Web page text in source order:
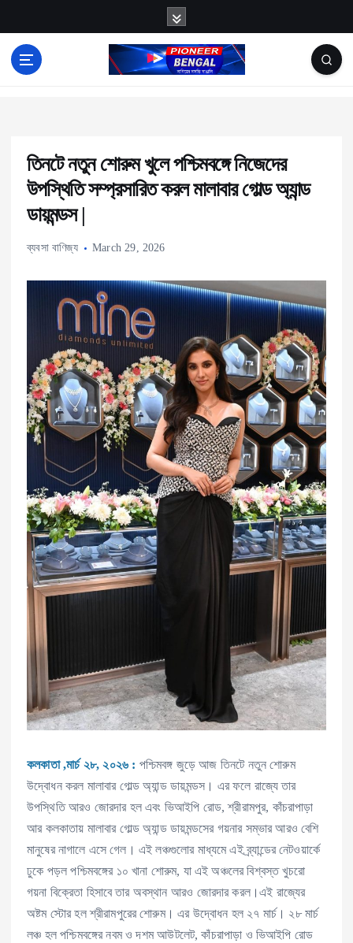
k
তিনটে নতুন শোরুম খুলে পশ্চিমবঙ্গে নিজেদের
উপস্থিতি সম্প্রসারিত করল মালাবার গোল্ড অ্যান্ড
ডায়মন্ডস |
ব্যবসা বাণিজ্য March 29, 2026
কলকাতা ,মার্চ ২৮, ২০২৬ : পশ্চিমবঙ্গ জুড়ে আজ তিনটে নতুন শোরুম
উদ্বোধন করল মালাবার গোল্ড অ্যান্ড ডায়মন্ডস। এর ফলে রাজ্যে তার
উপস্থিতি আরও জোরদার হল এবং ভিআইপি রোড, শ্রীরামপুর, কাঁচরাপাড়া
আর কলকাতায় মালাবার গোল্ড অ্যান্ড ডায়মন্ডসের গয়নার সম্ভার আরও বেশি
মানুষের নাগালে এসে গেল। এই লঞ্চগুলোর মাধ্যমে এই ব্র্যান্ডের নেটওয়ার্কে
ঢুকে পড়ল পশ্চিমবঙ্গের ১০ খানা শোরুম, যা এই অঞ্চলের বিশ্বস্ত খুচরো
গয়না বিক্রেতা হিসাবে তার অবস্থান আরও জোরদার করল।এই রাজ্যের
অষ্টম স্টোর হল শ্রীরামপুরের শোরুম। এর উদ্বোধন হল ২৭ মার্চ। ২৮ মার্চ
লঞ্চ হল পশ্চিমবঙ্গের নবম ও দশম আউটলেট, কাঁচরাপাড়া ও ভিআইপি রোড